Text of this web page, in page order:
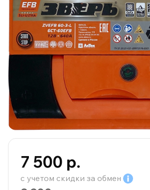
7 500 р.
с учетом скидки за обмен